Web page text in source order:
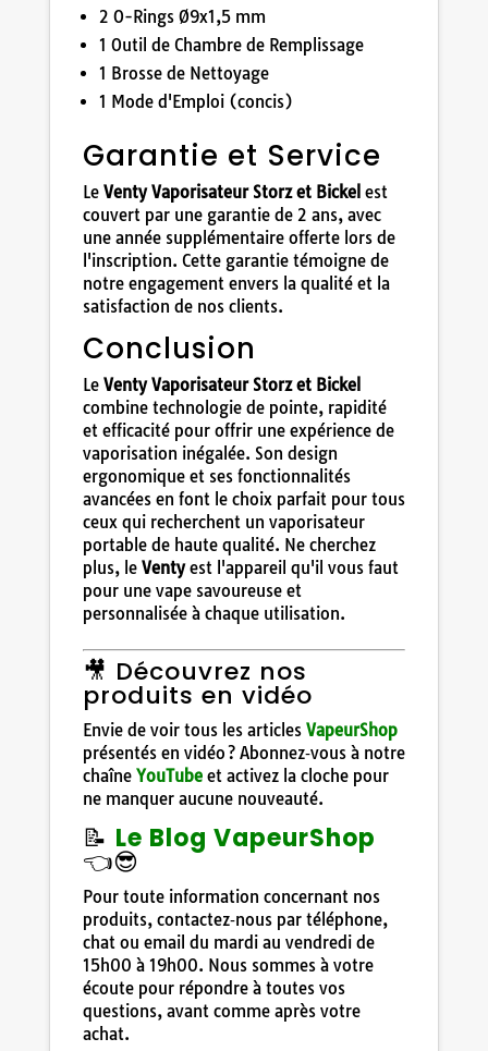
2 O-Rings Ø9x1,5 mm
1 Outil de Chambre de Remplissage
1 Brosse de Nettoyage
1 Mode d'Emploi (concis)
Garantie et Service
Le Venty Vaporisateur Storz et Bickel est
couvert par une garantie de 2 ans, avec
une année supplémentaire offerte lors de
l'inscription. Cette garantie témoigne de
notre engagement envers la qualité et la
satisfaction de nos clients.
Conclusion
Le Venty Vaporisateur Storz et Bickel
combine technologie de pointe, rapidité
et efficacité pour offrir une expérience de
vaporisation inégalée. Son design
ergonomique et ses fonctionnalités
avancées en font le choix parfait pour tous
ceux qui recherchent un vaporisateur
portable de haute qualité. Ne cherchez
plus, le Ventyest l'appareil qu'il vous faut
pour une vape savoureuse et
personnalisée à chaque utilisation.
🎥 Découvrez nos
produits en vidéo
Envie de voir tous les articles VapeurShop
présentés en vidéo ? Abonnez‑vous à notre
chaîne YouTubeet activez la cloche pour
ne manquer aucune nouveauté.
📝 Le Blog VapeurShop
👈😎
Pour toute information concernant nos
produits, contactez‑nous par téléphone,
chat ou email du mardi au vendredi de
15h00 à 19h00. Nous sommes à votre
écoute pour répondre à toutes vos
questions, avant comme après votre
achat.